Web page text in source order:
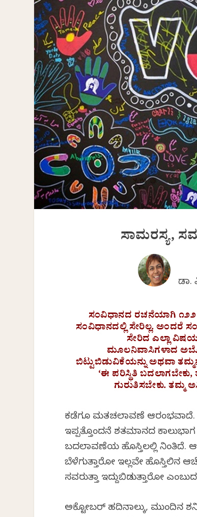
ಸಾಮರಸ್ಯ,
ಡಾ.
ಸಂವಿಧಾನದ ರಚನೆಯಾಗಿ
ಸಂವಿಧಾನದಲ್ಲಿ ಸೇರಿಲ್ಲ. ಅಂದರೆ
ಸೇರಿದ ಎಲ್ಲಾ
ಮೂಲನಿವಾಸಿಗಳಾದ
ಬಿಟ್ಟುಬಿಡುವಿಕೆಯನ್ನು ಅಥವಾ
‘ಈ ಪರಿಸ್ಥಿತಿ
ಗುರುತಿಸಬೇಕು. ತಮ್ಮ
ಕಡೆಗೂ ಮತಚಲಾವಣೆ ಆರಂಭವಾಗಿದೆ.
ಇಪ್ಪತ್ತೊಂದನೆ ಶತಮಾನದ ಕಾಲುಭಾಗ
ಬದಲಾವಣೆಯ ಹೊಸ್ತಿಲಲ್ಲಿ ನಿಂತಿದೆ.
ಬೆಳೆಗುತ್ತಾರೋ ಇಲ್ಲವೇ ಹೊಸ್ತಿಲಿನ
ಸವರುತ್ತಾ ಇದ್ದುಬಿಡುತ್ತಾರೋ
ಅಕ್ಟೋಬರ್ ಹದಿನಾಲ್ಕು, ಮುಂದಿನ